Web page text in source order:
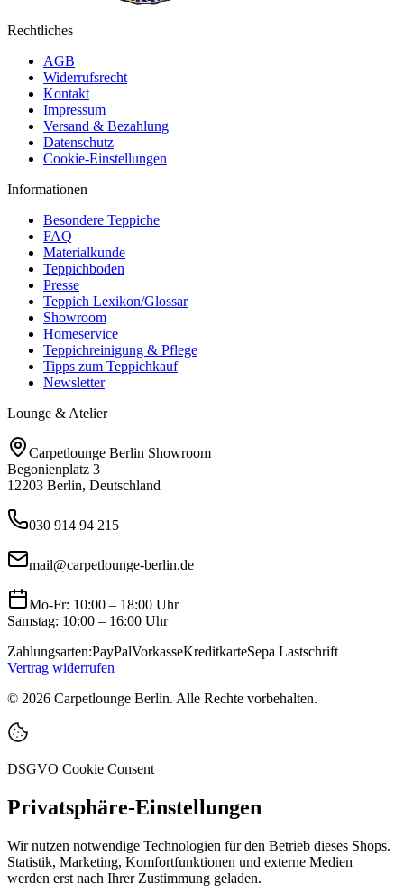
Rechtliches
AGB
Widerrufsrecht
Kontakt
Impressum
Versand & Bezahlung
Datenschutz
Cookie-Einstellungen
Informationen
Besondere Teppiche
FAQ
Materialkunde
Teppichboden
Presse
Teppich Lexikon/Glossar
Showroom
Homeservice
Teppichreinigung & Pflege
Tipps zum Teppichkauf
Newsletter
Lounge & Atelier
Carpetlounge Berlin Showroom
Begonienplatz 3
12203 Berlin, Deutschland
030 914 94 215
mail@carpetlounge-berlin.de
Mo-Fr: 10:00 – 18:00 Uhr
Samstag: 10:00 – 16:00 Uhr
Zahlungsarten:PayPalVorkasseKreditkarteSepa Lastschrift
Vertrag widerrufen
© 2026 Carpetlounge Berlin. Alle Rechte vorbehalten.
DSGVO Cookie Consent
Privatsphäre-Einstellungen
Wir nutzen notwendige Technologien für den Betrieb dieses Shops.
Statistik, Marketing, Komfortfunktionen und externe Medien
werden erst nach Ihrer Zustimmung geladen.